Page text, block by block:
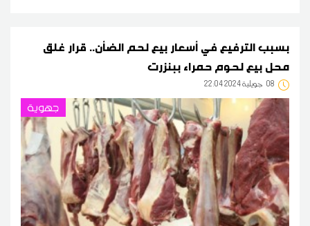
بسبب الترفيع في أسعار بيع لحم الضأن.. قرار غلق
محل بيع لحوم حمراء ببنزرت
08 22:04 2024 جويلية
جهوية